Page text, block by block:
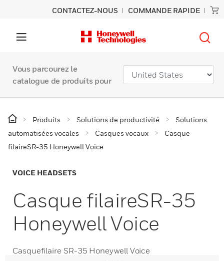
CONTACTEZ-NOUS COMMANDE RAPIDE
Vous parcourez le
catalogue de produits pour
Produits Solutions de productivité
Solutions
automatisées vocales
Casques vocaux
Casque
filaireSR-35 Honeywell Voice
VOICE HEADSETS
Casque filaireSR-35
Honeywell Voice
Casquefilaire SR-35 Honeywell Voice